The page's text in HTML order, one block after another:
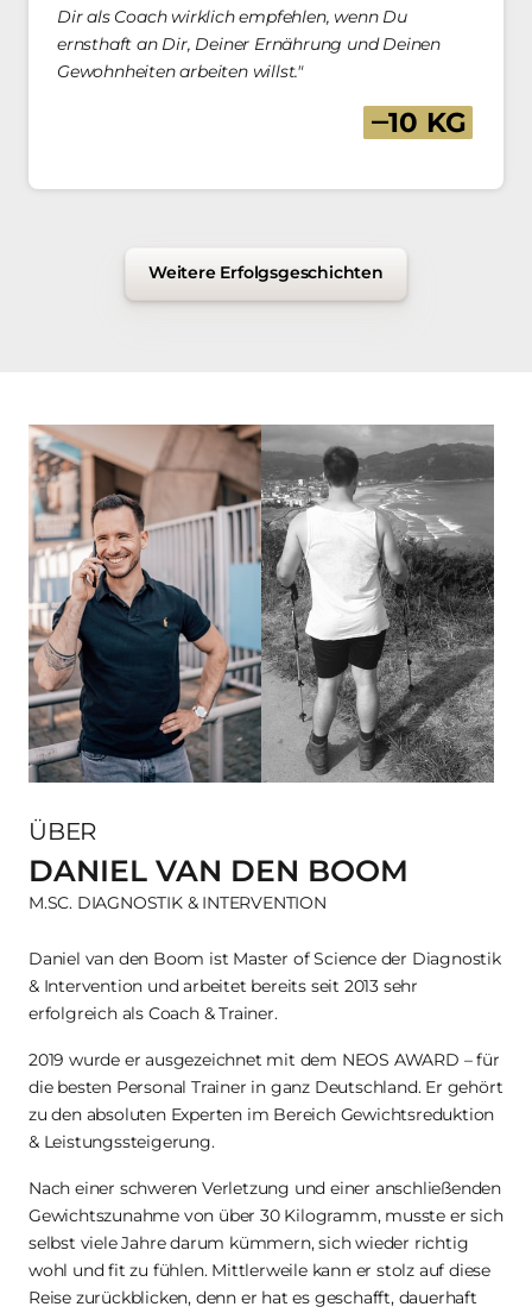
Dir als Coach wirklich empfehlen, wenn Du
ernsthaft an Dir, Deiner Ernährung und Deinen
Gewohnheiten arbeiten willst."
‒10 KG
Weitere Erfolgsgeschichten
ÜBER
DANIEL VAN DEN BOOM
M.SC. DIAGNOSTIK & INTERVENTION
Daniel van den Boom ist Master of Science der Diagnostik
& Intervention und arbeitet bereits seit 2013 sehr
erfolgreich als Coach & Trainer.
2019 wurde er ausgezeichnet mit dem NEOS AWARD – für
die besten Personal Trainer in ganz Deutschland. Er gehört
zu den absoluten Experten im Bereich Gewichtsreduktion
& Leistungssteigerung.
Nach einer schweren Verletzung und einer anschließenden
Gewichtszunahme von über 30 Kilogramm, musste er sich
selbst viele Jahre darum kümmern, sich wieder richtig
wohl und fit zu fühlen. Mittlerweile kann er stolz auf diese
Reise zurückblicken, denn er hat es geschafft, dauerhaft